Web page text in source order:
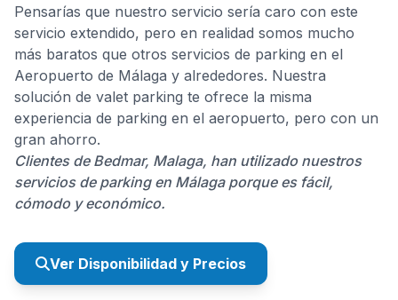
Pensarías que nuestro servicio sería caro con este
servicio extendido, pero en realidad somos mucho
más baratos que otros servicios de parking en el
Aeropuerto de Málaga y alrededores. Nuestra
solución de valet parking te ofrece la misma
experiencia de parking en el aeropuerto, pero con un
gran ahorro.
Clientes de Bedmar, Malaga, han utilizado nuestros
servicios de parking en Málaga porque es fácil,
cómodo y económico.
Ver Disponibilidad y Precios